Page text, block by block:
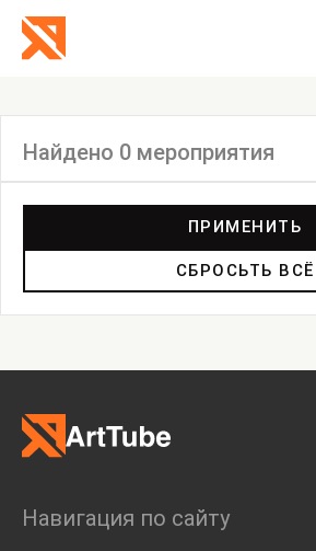
Найдено 0 мероприятия
Инсталляция
Мастерские
Дискуссия
Пост-релиз
Маркет
ПРИМЕНИТЬ
СБРОСЬТЬ ВСЁ
Навигация по сайту